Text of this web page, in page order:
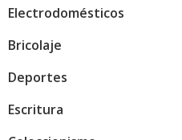
Electrodomésticos
Bricolaje
Deportes
Escritura